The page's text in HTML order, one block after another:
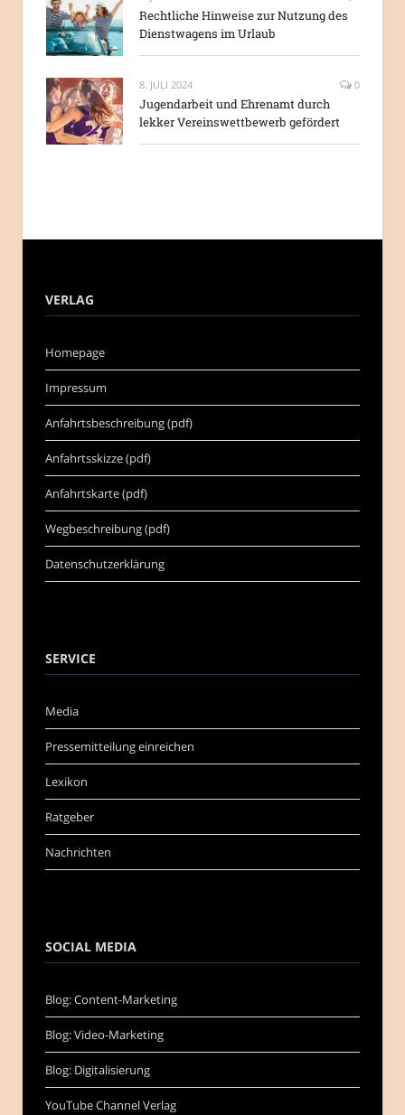
Rechtliche Hinweise zur Nutzung des
Dienstwagens im Urlaub
8. JULI 2024 0
Jugendarbeit und Ehrenamt durch
lekker Vereinswettbewerb gefördert
VERLAG
Homepage
Impressum
Anfahrtsbeschreibung (pdf)
Anfahrtsskizze (pdf)
Anfahrtskarte (pdf)
Wegbeschreibung (pdf)
Datenschutzerklärung
SERVICE
Media
Pressemitteilung einreichen
Lexikon
Ratgeber
Nachrichten
SOCIAL MEDIA
Blog: Content-Marketing
Blog: Video-Marketing
Blog: Digitalisierung
YouTube Channel Verlag